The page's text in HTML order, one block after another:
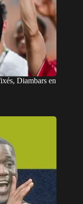
Diambars en